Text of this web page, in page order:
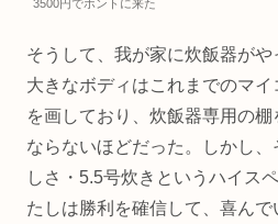
3500円でホントに来た
そうして、我が家に炊飯器が
大きなボディはこれまでのマ
を画しており、炊飯器専用の
ならないほどだった。しかし
しさ・5.5号炊きというハイス
たしは勝利を確信して、喜んで